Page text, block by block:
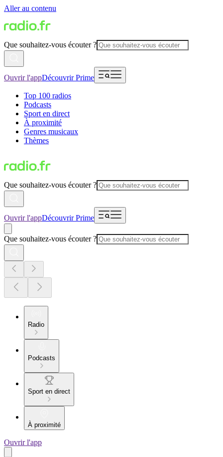
Aller au contenu
Que souhaitez-vous écouter ?
Ouvrir l'appDécouvrir Prime
Top 100 radios
Podcasts
Sport en direct
À proximité
Genres musicaux
Thèmes
Que souhaitez-vous écouter ?
Ouvrir l'appDécouvrir Prime
Que souhaitez-vous écouter ?
Radio
Podcasts
Sport en direct
À proximité
Ouvrir l'app